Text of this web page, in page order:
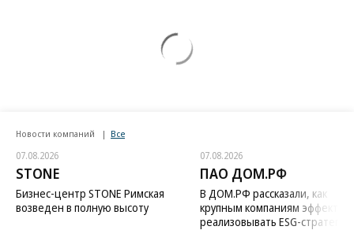
Новости компаний Все
07.08.2026
STONE
Бизнес-центр STONE Римская
возведен в полную высоту
07.08.2026
ПАО ДОМ.РФ
В ДОМ.РФ рассказали, как
крупным компаниям
реализовывать ESG-стратегию